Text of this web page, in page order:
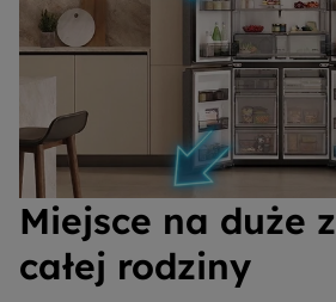
Miejsce na duże
całej rodziny